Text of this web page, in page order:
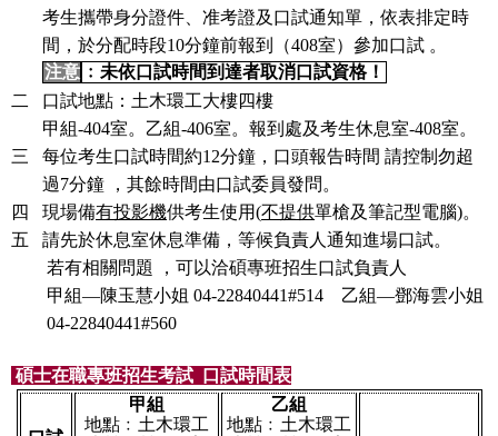
考生攜帶身分證件、准考證及口試通知單，依表排定時
間，於分配時段10分鐘前報到（408室）參加口試 。
注意 ﹕未依口試時間到達者取消口試資格！
二
口試地點：土木環工大樓四樓
甲組-404室。乙組-406室。報到處及考生休息室-408室。
三
每位考生口試時間約12分鐘，口頭報告時間 請控制勿超
過7分鐘 ，其餘時間由口試委員發問。
四
現場備有投影機供考生使用(不提供單槍及筆記型電腦)。
五
請先於休息室休息準備，等候負責人通知進場口試。
若有相關問題 ，可以洽碩專班招生口試負責人
甲組—陳玉慧小姐04-22840441#514 乙組—鄧海雲小姐
04-22840441#560
碩士在職專班招生考試 口試時間表
甲組
地點﹕土木環工
乙組
地點﹕土木環工